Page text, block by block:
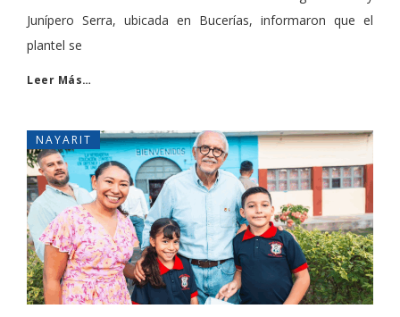
Junípero Serra, ubicada en Bucerías, informaron que el
plantel se
Leer Más…
NAYARIT